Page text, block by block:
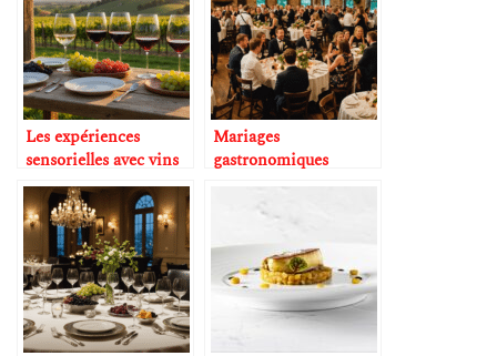
Les expériences
sensorielles avec vins
bio et biodynamiques
Mariages
gastronomiques
insolites avec bière
artisanale